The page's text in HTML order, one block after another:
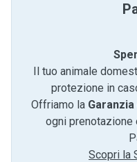
Il tuo animale
protezione in
Offriamo la
ogni prenotazione
Scopri la